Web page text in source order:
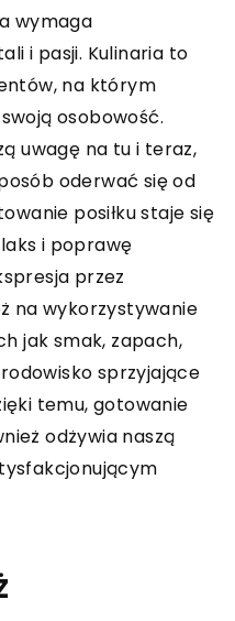
wymaga
i pasji. Kulinaria to
na którym
osobowość.
uwagę na tu i teraz,
oderwać się od
posiłku staje się
i poprawę
przez
na wykorzystywanie
jak smak, zapach,
sprzyjające
temu, gotowanie
odżywia naszą